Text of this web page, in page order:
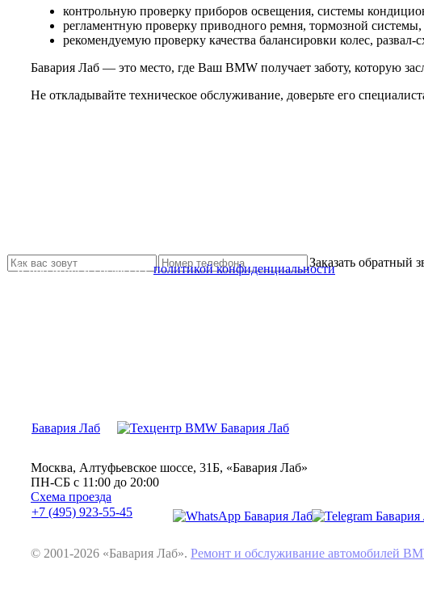
контрольную проверку приборов освещения, системы
регламентную проверку приводного ремня, тормозной
рекомендуемую проверку качества балансировки колес,
Бавария Лаб — это место, где Ваш BMW получает заботу, которую
Не откладывайте техническое обслуживание, доверьте его
Заказать обратный
Я прочитал и согласен сполитикой конфиденциальности
Бавария Лаб
Москва, Алтуфьевское шоссе, 31Б, «Бавария Лаб»
ПН-СБ с 11:00 до 20:00
Схема проезда
+7 (495) 923-55-45
© 2001-2026 «Бавария Лаб». Ремонт и обслуживание автомобилей